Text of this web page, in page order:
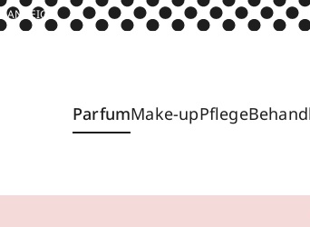
ANZEIGE
ParfumMake-upPflege